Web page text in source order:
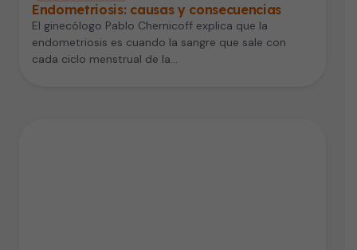
Endometriosis: causas y consecuencias
El ginecólogo Pablo Chernicoff explica que la
endometriosis es cuando la sangre que sale con
cada ciclo menstrual de la…